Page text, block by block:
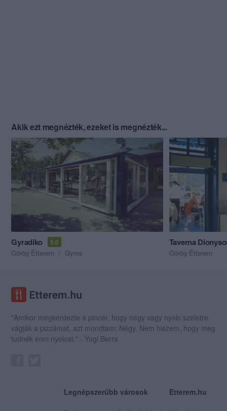
Akik ezt megnézték, ezeket is megnézték...
Gyradiko 5.0
Görög Étterem Gyros
Taverna
Görög Étterem
"Amikor megkérdezte a pincér, hogy négy vagy nyolc szeletre
vágják a pizzámat, azt mondtam; Négy. Nem hiszem, hogy meg
tudnék enni nyolcat." - Yogi Berra
Legnépszerűbb városok Etterem.hu